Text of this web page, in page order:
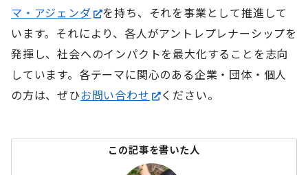
マ・アジェンダ
を持ち、それを事業として推進して
います。それにより、各人がアントレプレナーシップを
発揮し、社会へのインパクトを最大化することを志向
しています。各テーマに関心のある企業・団体・個人
の方は、ぜひお問い合わせ ください。
この記事を書いた人